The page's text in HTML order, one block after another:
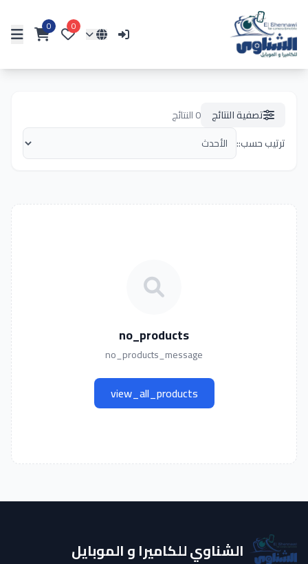
0
0
تصفية النتائج 0النتائج
ترتيب حسب::
no_products
no_products_message
view_all_products
الشناوي للكاميرا و الموبايل